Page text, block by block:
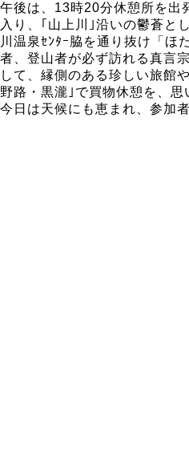
午後は、13時20分休憩所を出
入り、｢山上川｣沿いの鬱蒼と
川温泉ｾﾝﾀｰ脇を通り抜け「ほ
者、登山者が必ず訪れる真言
して、縁側のある珍しい旅館
野路・黒瀧｣で買物休憩を、
今日は天候にも恵まれ、参加